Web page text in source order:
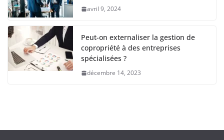
avril 9, 2024
Peut-on externaliser la gestion de
copropriété à des entreprises
spécialisées ?
décembre 14, 2023